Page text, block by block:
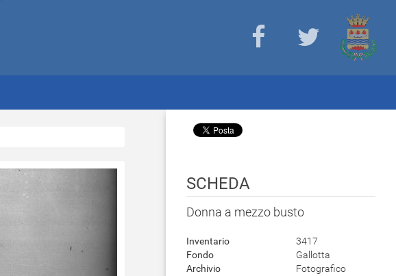
SCHEDA
Donna a mezzo busto
Inventario
3417
Fondo
Gallotta
Archivio
Fotografico